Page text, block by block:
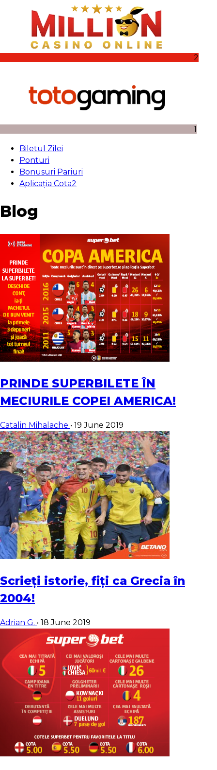
2
1
Biletul Zilei
Ponturi
Bonusuri Pariuri
Aplicația Cota2
Blog
PRINDE SUPERBILETE ÎN
MECIURILE COPEI AMERICA!
Catalin Mihalache • 19 June 2019
Scrieți istorie, fiți ca Grecia în
2004!
Adrian G. • 18 June 2019